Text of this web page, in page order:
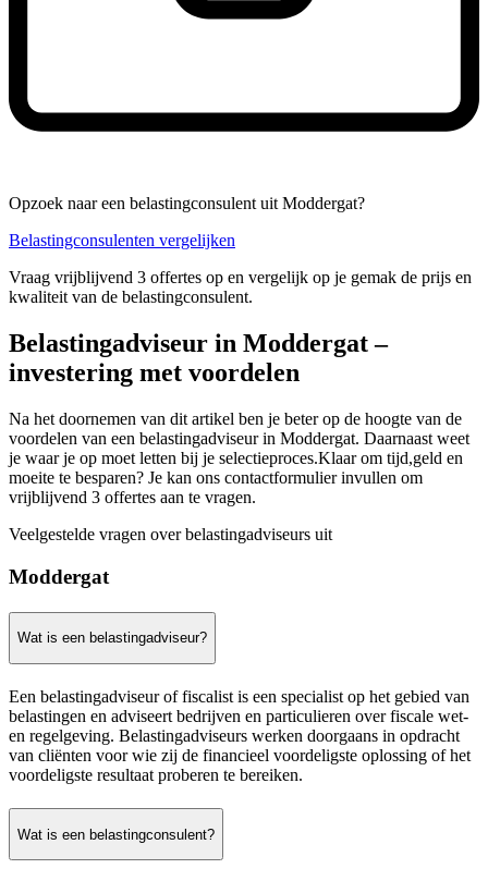
Opzoek naar een belastingconsulent uit Moddergat?
Belastingconsulenten vergelijken
Vraag vrijblijvend 3 offertes op en vergelijk op je gemak de prijs en
kwaliteit van de belastingconsulent.
Belastingadviseur in Moddergat –
investering met voordelen
Na het doornemen van dit artikel ben je beter op de hoogte van de
voordelen van een belastingadviseur in Moddergat. Daarnaast weet
je waar je op moet letten bij je selectieproces.Klaar om tijd,geld en
moeite te besparen? Je kan ons contactformulier invullen om
vrijblijvend 3 offertes aan te vragen.
Veelgestelde vragen over belastingadviseurs uit
Moddergat
Wat is een belastingadviseur?
Een belastingadviseur of fiscalist is een specialist op het gebied van
belastingen en adviseert bedrijven en particulieren over fiscale wet-
en regelgeving. Belastingadviseurs werken doorgaans in opdracht
van cliënten voor wie zij de financieel voordeligste oplossing of het
voordeligste resultaat proberen te bereiken.
Wat is een belastingconsulent?